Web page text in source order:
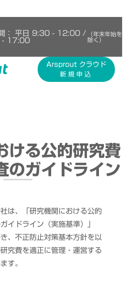
： 平日 9:30 - 12:00 /
- 17:00
（年末年始を
除く）
Arsprout クラウド
新規申込
ける公的研究費
のガイドライン
は、「研究機関における公的
イドライン（実施基準）」
、不正防止対策基本方針を以
究費を適正に管理・運営する
す。